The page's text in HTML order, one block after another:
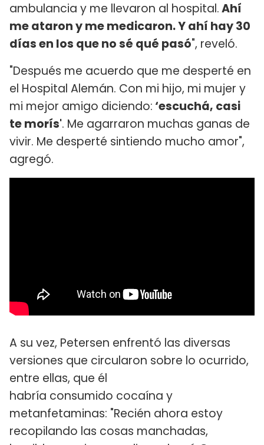
ambulancia y me llevaron al hospital.Ahí
me ataron y me medicaron. Y ahí hay 30
días en los que no sé qué pasó", reveló.
"Después me acuerdo que me desperté en
el Hospital Alemán. Con mi hijo, mi mujer y
mi mejor amigo diciendo: ‘escuchá, casi
te morís'. Me agarraron muchas ganas de
vivir. Me desperté sintiendo mucho amor",
agregó.
A su vez, Petersen enfrentó las diversas
versiones que circularon sobre lo ocurrido,
entre ellas, que él
habría consumido cocaína y
metanfetaminas: "Recién ahora estoy
recopilando las cosas manchadas,